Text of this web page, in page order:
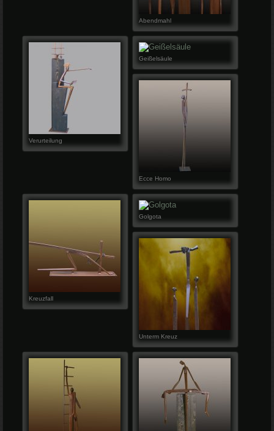
Abendmahl
Verurteilung
Geißelsäule
Ecce Homo
Kreuzfall
Golgota
Unterm Kreuz